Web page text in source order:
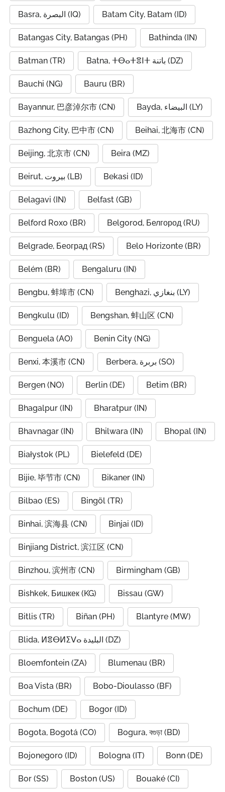
Basra, البصرة (IQ) Batam City, Batam (ID)
Batangas City, Batangas (PH) Bathinda (IN)
Batman (TR) Batna, ⵜⴱⴰⵜⴻⵏⵜ باتنة (DZ)
Bauchi (NG) Bauru (BR)
Bayannur, 巴彦淖尔市 (CN) Bayda, البيضاء (LY)
Bazhong City, 巴中市 (CN) Beihai, 北海市 (CN)
Beijing, 北京市 (CN) Beira (MZ)
Beirut, بيروت (LB) Bekasi (ID)
Belagavi (IN) Belfast (GB)
Belford Roxo (BR) Belgorod, Белгород (RU)
Belgrade, Београд (RS) Belo Horizonte (BR)
Belém (BR) Bengaluru (IN)
Bengbu, 蚌埠市 (CN) Benghazi, بنغازي (LY)
Bengkulu (ID) Bengshan, 蚌山区 (CN)
Benguela (AO) Benin City (NG)
Benxi, 本溪市 (CN) Berbera, بربرة (SO)
Bergen (NO) Berlin (DE) Betim (BR)
Bhagalpur (IN) Bharatpur (IN)
Bhavnagar (IN) Bhilwara (IN) Bhopal (IN)
Białystok (PL) Bielefeld (DE)
Bijie, 毕节市 (CN) Bikaner (IN)
Bilbao (ES) Bingöl (TR)
Binhai, 滨海县 (CN) Binjai (ID)
Binjiang District, 滨江区 (CN)
Binzhou, 滨州市 (CN) Birmingham (GB)
Bishkek, Бишкек (KG) Bissau (GW)
Bitlis (TR) Biñan (PH) Blantyre (MW)
Blida, ⵍⴻⴱⵍⵉⴸⴰ البليدة (DZ)
Bloemfontein (ZA) Blumenau (BR)
Boa Vista (BR) Bobo-Dioulasso (BF)
Bochum (DE) Bogor (ID)
Bogota, Bogotá (CO) Bogura, বগুড়া (BD)
Bojonegoro (ID) Bologna (IT) Bonn (DE)
Bor (SS) Boston (US) Bouaké (CI)